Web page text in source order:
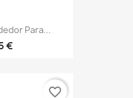
Para...
€
favorite_border